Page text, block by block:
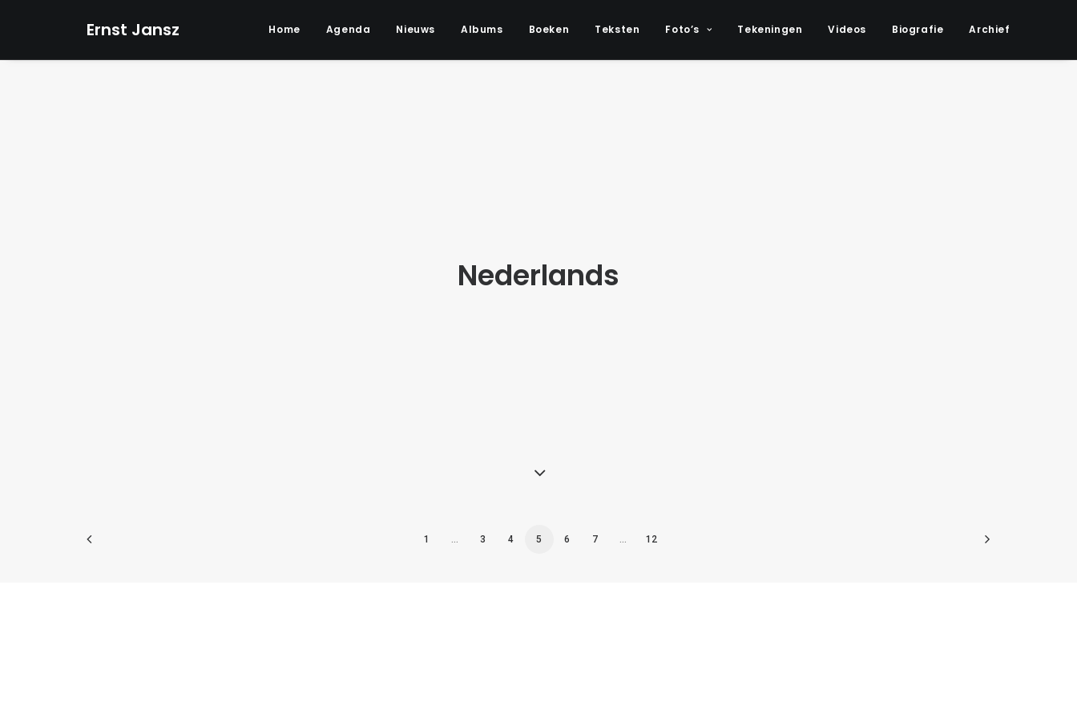
Ernst Jansz Home Agenda Nieuws Albums Boeken Teksten Foto’s Tekeningen Videos Biografie Archief
Nederlands
1 3 4 5 6 7 12